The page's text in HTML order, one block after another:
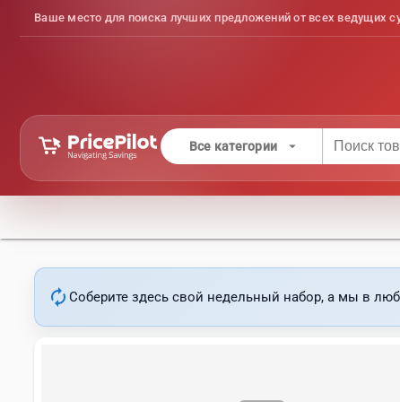
Ваше место для поиска лучших предложений от всех ведущих
Все категории arrow_drop_down
autorenew Соберите здесь свой недельный набор, а мы в